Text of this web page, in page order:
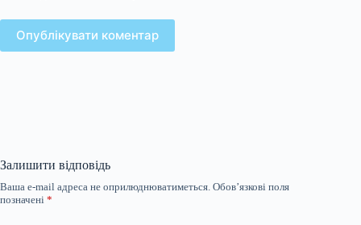
Опублікувати коментар
Залишити відповідь
Ваша e-mail адреса не оприлюднюватиметься. Обов’язкові поля
позначені *